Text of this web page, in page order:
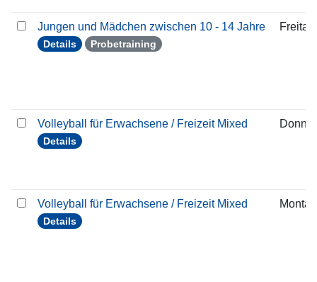
Jungen und Mädchen zwischen 10 - 14 Jahre
Details Probetraining
Freitag
Volleyball für Erwachsene / Freizeit Mixed
Details
Volleyball für Erwachsene / Freizeit Mixed
Details
Montag